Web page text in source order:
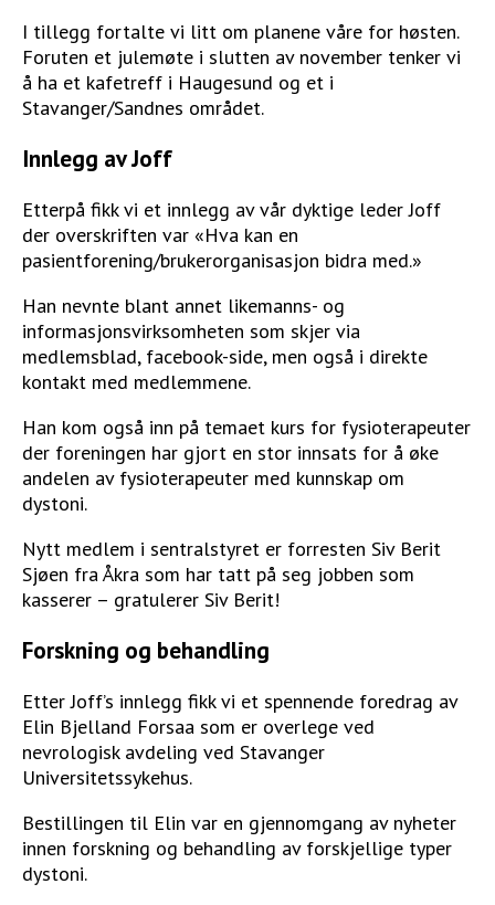
I tillegg fortalte vi litt om planene våre for høsten.
Foruten et julemøte i slutten av november tenker vi
å ha et kafetreff i Haugesund og et i
Stavanger/Sandnes området.
Innlegg av Joff
Etterpå fikk vi et innlegg av vår dyktige leder Joff
der overskriften var «Hva kan en
pasientforening/brukerorganisasjon bidra med.»
Han nevnte blant annet likemanns- og
informasjonsvirksomheten som skjer via
medlemsblad, facebook-side, men også i direkte
kontakt med medlemmene.
Han kom også inn på temaet kurs for fysioterapeuter
der foreningen har gjort en stor innsats for å øke
andelen av fysioterapeuter med kunnskap om
dystoni.
Nytt medlem i sentralstyret er forresten Siv Berit
Sjøen fra Åkra som har tatt på seg jobben som
kasserer – gratulerer Siv Berit!
Forskning og behandling
Etter Joff’s innlegg fikk vi et spennende foredrag av
Elin Bjelland Forsaa som er overlege ved
nevrologisk avdeling ved Stavanger
Universitetssykehus.
Bestillingen til Elin var en gjennomgang av nyheter
innen forskning og behandling av forskjellige typer
dystoni.